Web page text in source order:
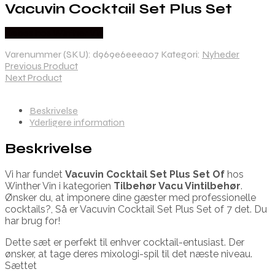
Vacuvin Cocktail Set Plus Set
Varenummer (SKU): d969e6eeea07 Kategori: Nyheder
Previous Product
Next Product
Beskrivelse
Yderligere information
Beskrivelse
Vi har fundet Vacuvin Cocktail Set Plus Set Of hos
Winther Vin i kategorien Tilbehør Vacu Vintilbehør.
Ønsker du, at imponere dine gæster med professionelle
cocktails?, Så er Vacuvin Cocktail Set Plus Set of 7 det. Du
har brug for!
Dette sæt er perfekt til enhver cocktail-entusiast. Der
ønsker, at tage deres mixologi-spil til det næste niveau.
Sættet